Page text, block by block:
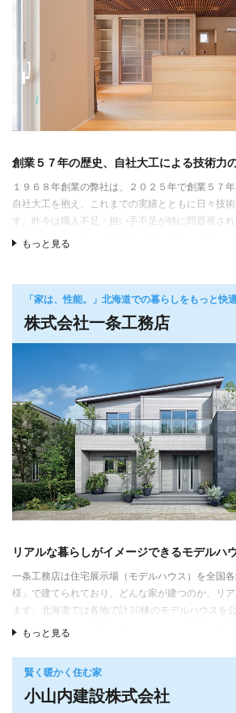
創業５７年の歴史、自社大工による技術力
１９６８年創業の弊社は、２０２５年で創業５７
自社大工を抱え、これまでの実績とともに日々技
す。昨今は職人不足・担い手不足が特に問題視さ
育成に力を入れている弊社では長い将来を見据え、
社の財産につながり、結果としてお客様に満足の
好きをカタチに、そして快適に
木造在来工法だからこそ、なるべく理想の間取り
昨今、SNSの普及に伴い情報の取得が容易になり
提案くださるお客様が増え、プロからの目線でそ
っとこうしてみるのはいかがでしょうかと提案し
ポートさせていただいております。
あなたの夢は、弊社が受け止め「カタチ」にしま
合わせや、個人情報保護の意識が強い時代ではあ
グにもご協力いただけると精度の高いおうちづく
しております。
Instagramアカウントで詳しくお話させていただい
い。
快適な住環境
標準で断熱等級６・HEAT20-G2基準をクリア。
C値も全棟平均０．５未満 となっております。
度）を記録している旭川市は特に冬場の底冷えに
「坂下ハウス」では、そのような問題を解決すべく
断熱」
もっと見る
「家は、性能。」北海道での暮らしをもっと快適
株式会社一条工務店
リアルな暮らしがイメージできるモデルハ
一条工務店は住宅展示場（モデルハウス）を全国
様」で建てられており、どんな家が建つのか、リ
ます。北海道では各地で計30棟のモデルハウスを
ざまなイベントも開催しています。ぜひ最寄りの展
世界でいちばん選ばれている注文住宅メー
理想とする住まいを、納得価格で多くの方に提供
もっと見る
賢く暖かく住む家
小山内建設株式会社